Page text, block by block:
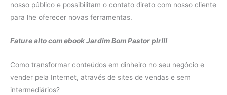
nosso público e possibilitam o contato direto com nosso cliente
para lhe oferecer novas ferramentas.
Fature alto com ebook Jardim Bom Pastor plr!!!
Como transformar conteúdos em dinheiro no seu negócio e
vender pela Internet, através de sites de vendas e sem
intermediários?